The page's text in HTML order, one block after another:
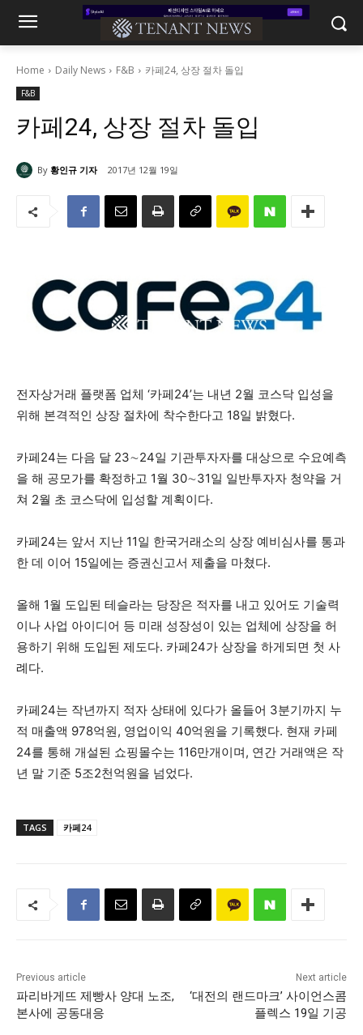
Home Daily News F&B 카페24, 상장 절차 돌입
F&B
카페24, 상장 절차 돌입
By 황인규 기자 2017년 12월 19일
전자상거래 플랫폼 업체 ‘카페24’는 내년 2월 코스닥 입성을
위해 본격적인 상장 절차에 착수한다고 18일 밝혔다.
카페24는 다음 달 23∼24일 기관투자자를 대상으로 수요예측
을 해 공모가를 확정하고 1월 30∼31일 일반투자자 청약을 거
쳐 2월 초 코스닥에 입성할 계획이다.
카페24는 앞서 지난 11일 한국거래소의 상장 예비심사를 통과
한 데 이어 15일에는 증권신고서 제출을 마쳤다.
올해 1월 도입된 테슬라는 당장은 적자를 내고 있어도 기술력
이나 사업 아이디어 등 미래 성장성이 있는 업체에 상장을 허
용하기 위해 도입된 제도다. 카페24가 상장을 하게되면 첫 사
례다.
카페24는 작년까지 적자 상태에 있다가 올들어 3분기까지 누
적 매출액 978억원, 영업이익 40억원을 기록했다. 현재 카페
24를 통해 개설된 쇼핑몰수는 116만개이며, 연간 거래액은 작
년 말 기준 5조2천억원을 넘었다.
TAGS 카페24
Previous article
파리바게뜨 제빵사 양대 노조,
본사에 공동대응
Next article
‘대전의 랜드마크’ 사이언스콤
플렉스 19일 기공